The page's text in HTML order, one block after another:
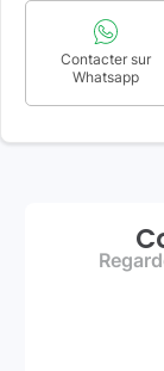
Contacter sur
Whatsapp